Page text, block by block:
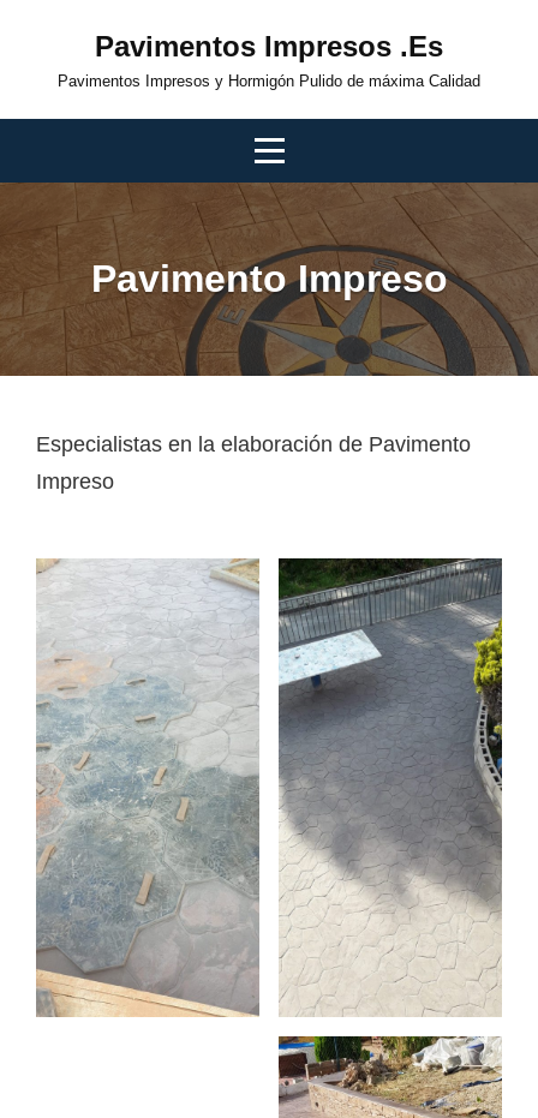
content
Pavimentos Impresos .es
Pavimentos Impresos y Hormigón Pulido de máxima Calidad
Pavimento Impreso
Especialistas en la elaboración de Pavimento
Impreso
Navegación
de